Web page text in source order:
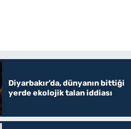
Diyarbakır’da, dünyanın bittiği
yerde ekolojik talan iddiası